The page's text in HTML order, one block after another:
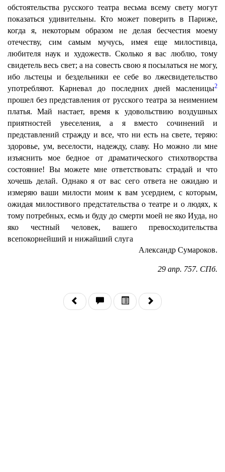
обстоятельства русского театра весьма всему свету могут
показаться удивительны. Кто может поверить в Париже,
когда я, некоторым образом не делая бесчестия моему
отечеству, сим самым мучусь, имея еще милостивца,
любителя наук и художеств. Сколько я вас люблю, тому
свидетель весь свет; а на совесть свою я посылаться не могу,
ибо льстецы и бездельники ее себе во лжесвидетельство
употребляют. Карневал до последних дней масленицы2
прошел без представления от русского театра за неимением
платья. Май настает, время к удовольствию воздушных
приятностей увеселения, а я вместо сочинений и
представлений стражду и все, что ни есть на свете, теряю:
здоровье, ум, веселости, надежду, славу. Но можно ли мне
изъяснить мое бедное от драматического стихотворства
состояние! Вы можете мне ответствовать: страдай и что
хочешь делай. Однако я от вас сего ответа не ожидаю и
измеряю ваши милости моим к вам усердием, с которым,
ожидая милостивого предстательства о театре и о людях, к
тому потребных, есмь и буду до смерти моей не яко Иуда, но
яко честный человек, вашего превосходительства
всепокорнейший и нижайший слуга
Александр Сумароков.
29 апр. 757. СПб.